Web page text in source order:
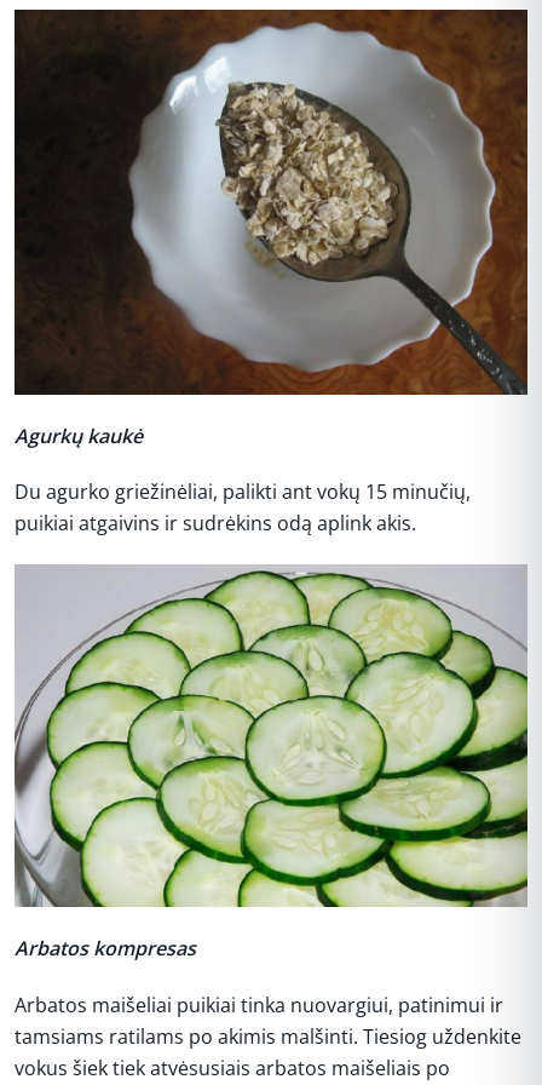
Agurkų kaukė
Du agurko griežinėliai, palikti ant vokų 15 minučių,
puikiai atgaivins ir sudrėkins odą aplink akis.
Arbatos kompresas
Arbatos maišeliai puikiai tinka nuovargiui, patinimui ir
tamsiams ratilams po akimis malšinti. Tiesiog uždenkite
vokus šiek tiek atvėsusiais arbatos maišeliais po